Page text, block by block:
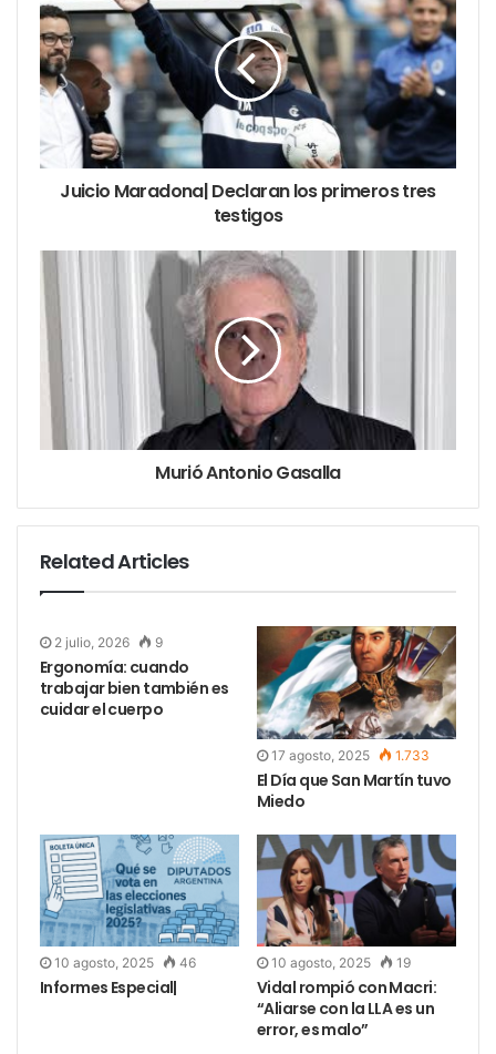
Libertad Avanza, el PRO, CREO y Producción y
Trabajo. La sesión especial se superpone con los
plenarios de comisiones dictados la semana pasada
sobre la investigación de la cripto $LIBRA,
promocionada por Milei.
debate legislativo, ya que el oficialismo necesita
evitar su rechazo.
Juicio Maradona| Declaran los primeros tres
testigos
Murió Antonio Gasalla
Related Articles
2 julio, 2026 9
Ergonomía: cuando
trabajar bien también es
cuidar el cuerpo
17 agosto, 2025 1.733
El Día que San Martín tuvo
Miedo
10 agosto, 2025 46
Informes Especial|
10 agosto, 2025 19
Vidal rompió con Macri:
“Aliarse con la LLA es un
error, es malo”